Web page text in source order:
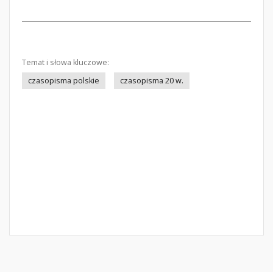
Temat i słowa kluczowe:
czasopisma polskie
czasopisma 20 w.